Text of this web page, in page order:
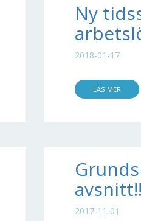
Ny
2018-01-17
LÄS MER
avsnitt!!
2017-11-01